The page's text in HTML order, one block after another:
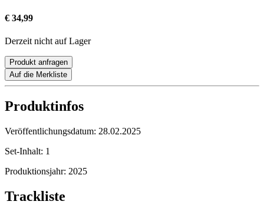
€ 34,99
Derzeit nicht auf Lager
Produkt anfragen
Auf die Merkliste
Produktinfos
Veröffentlichungsdatum: 28.02.2025
Set-Inhalt: 1
Produktionsjahr: 2025
Trackliste